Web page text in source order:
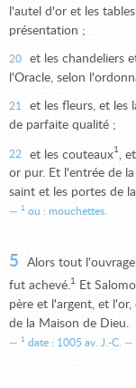
l'autel d'or et les
présentation ;
20
et les chandeliers
l'Oracle, selon
21
et les fleurs, et les
de parfaite qualité ;
22 et les couteaux1
,
or pur. Et l'entrée de
saint et les portes de
1 ou : mouchettes.
5
Alors tout
fut achevé.1 Et
père et l'argent, et l'or,
de la Maison de Dieu.
1 date : 1005 av. J.-C.